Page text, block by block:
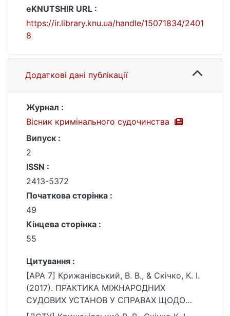
eKNUTSHIR URL :
https://ir.library.knu.ua/handle/15071834/2401
8
Додаткові дані публікації
Журнал :
Вісник кримінального судочинства
Випуск :
2
ISSN :
2413-5372
Початкова сторінка :
49
Кінцева сторінка :
55
Цитування :
[APA 7] Крижанівський, В. В., & Скічко, К. І.
(2017). ПРАКТИКА МІЖНАРОДНИХ
СУДОВИХ УСТАНОВ У СПРАВАХ ЩОДО
ПЕРЕВИЩЕННЯ РОЗУМНИХ СТРОКІВ